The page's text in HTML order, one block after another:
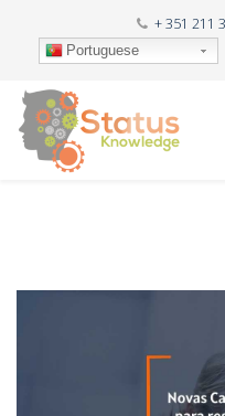
+ 351 211
Portuguese